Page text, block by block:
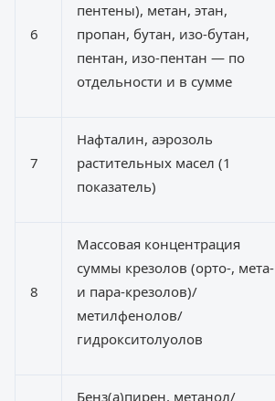
6
пентены), метан, этан,
пропан, бутан, изо-бутан,
пентан, изо-пентан — по
отдельности и в сумме
7
Нафталин, аэрозоль
растительных масел (1
показатель)
8
Массовая концентрация
суммы крезолов (орто-, мета-
и пара-крезолов)/
метилфенолов/
гидрокситолуолов
Бенз(а)пирен, метанол/